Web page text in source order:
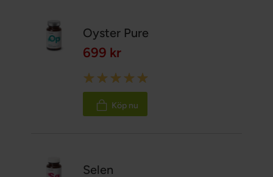
Oyster Pure
699 kr
Rating:
100%
Köp nu
Selen